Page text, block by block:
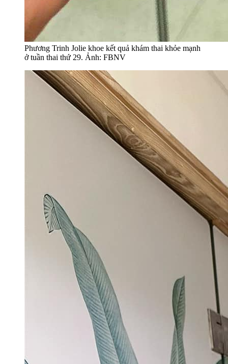
Phương Trinh Jolie khoe kết quả khám thai khỏe mạnh
ở tuần thai thứ 29. Ảnh: FBNV